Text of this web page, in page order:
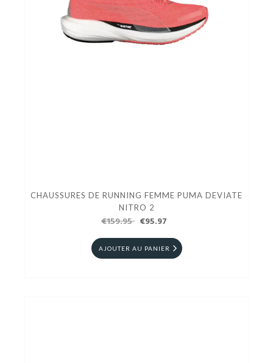
CHAUSSURES DE RUNNING FEMME PUMA DEVIATE
NITRO 2
€159.95 €95.97
AJOUTER AU PANIER